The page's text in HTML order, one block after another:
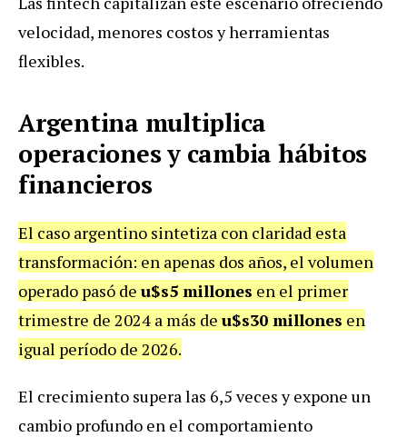
velocidad, menores costos y herramientas
flexibles.
Argentina multiplica
operaciones y cambia hábitos
financieros
El caso argentino sintetiza con claridad esta
transformación: en apenas dos años, el volumen
operado pasó de u$s5 millones en el primer
trimestre de 2024 a más de u$s30 millones en
igual período de 2026.
El crecimiento supera las 6,5 veces y expone un
cambio profundo en el comportamiento